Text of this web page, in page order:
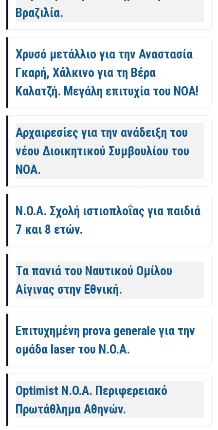
Βραζιλία.
Χρυσό μετάλλιο για την Αναστασία
Γκαρή, Χάλκινο για τη Βέρα
Καλατζή. Μεγάλη επιτυχία του ΝΟΑ!
Αρχαιρεσίες για την ανάδειξη του
νέου Διοικητικού Συμβουλίου του
ΝΟΑ.
Ν.Ο.Α. Σχολή ιστιοπλοΐας για παιδιά
7 και 8 ετών.
Τα πανιά του Ναυτικού Ομίλου
Αίγινας στην Εθνική.
Επιτυχημένη prova generale για την
ομάδα laser του Ν.Ο.Α.
Optimist Ν.Ο.Α. Περιφερειακό
Πρωτάθλημα Αθηνών.